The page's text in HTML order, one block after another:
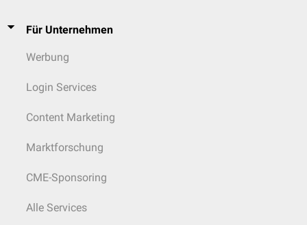
Für Unternehmen
Werbung
Login Services
Content Marketing
Marktforschung
CME-Sponsoring
Alle Services